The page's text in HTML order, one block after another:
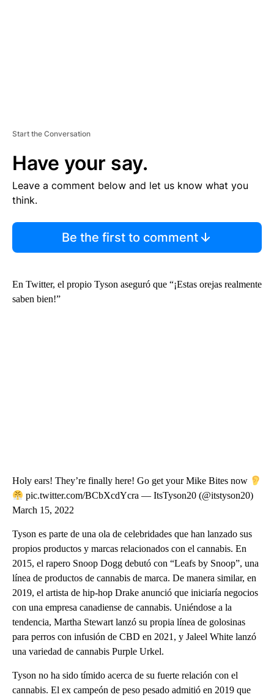
Start the Conversation
Have your say.
Leave a comment below and let us know what you
think.
Be the first to comment
En Twitter, el propio Tyson aseguró que “¡Estas orejas realmente
saben bien!”
Holy ears! They’re finally here! Go get your Mike Bites now
pic.twitter.com/BCbXcdYcra — ItsTyson20 (@itstyson20)
March 15, 2022
Tyson es parte de una ola de celebridades que han lanzado sus
propios productos y marcas relacionados con el cannabis. En
2015, el rapero Snoop Dogg debutó con “Leafs by Snoop”, una
línea de productos de cannabis de marca. De manera similar, en
2019, el artista de hip-hop Drake anunció que iniciaría negocios
con una empresa canadiense de cannabis. Uniéndose a la
tendencia, Martha Stewart lanzó su propia línea de golosinas
para perros con infusión de CBD en 2021, y Jaleel White lanzó
una variedad de cannabis Purple Urkel.
Tyson no ha sido tímido acerca de su fuerte relación con el
cannabis. El ex campeón de peso pesado admitió en 2019 que